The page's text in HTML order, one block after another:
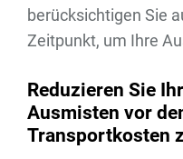
berücksichtigen Sie
Zeitpunkt, um Ihre
Reduzieren Sie
Ausmisten vor
Transportkosten